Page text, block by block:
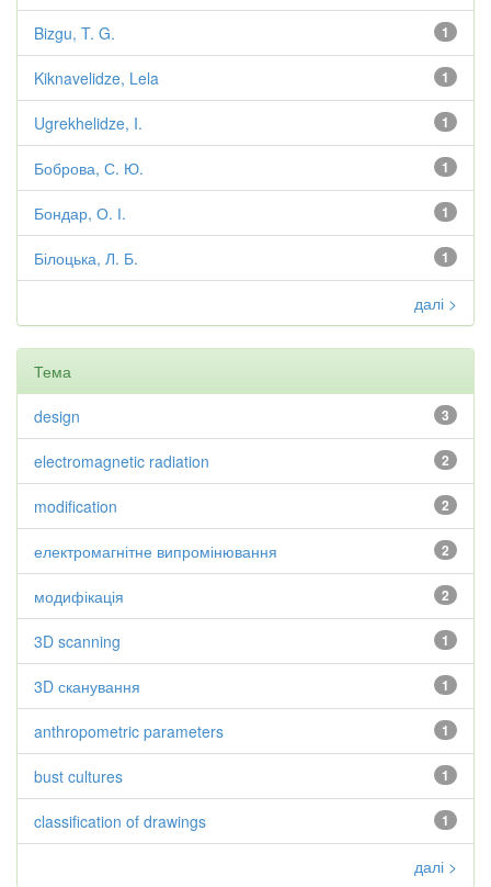
1
Bizgu, T. G.
1
Kiknavelidze, Lela
1
Ugrekhelidze, I.
1
Боброва, С. Ю.
1
Бондар, О. І.
1
Білоцька, Л. Б.
далі >
Тема
3
design
2
electromagnetic radiation
2
modification
2
електромагнітне випромінювання
2
модифікація
1
3D scanning
1
3D сканування
1
anthropometric parameters
1
bust cultures
1
classification of drawings
далі >